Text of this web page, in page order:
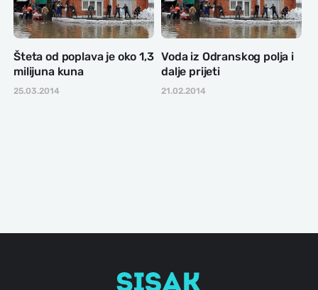
Šteta od poplava je oko 1,3
milijuna kuna
25.03.2014
Voda iz Odranskog polja i
dalje prijeti
21.02.2014